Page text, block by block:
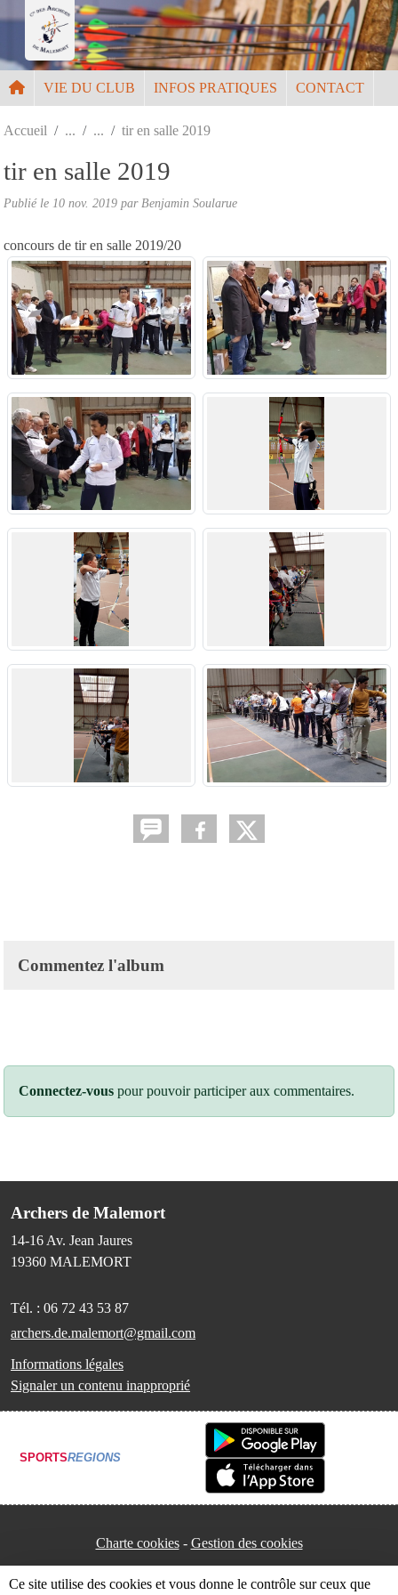
VIE DU CLUB INFOS PRATIQUES CONTACT
Accueil tir en salle 2019
tir en salle 2019
Publié le 10 nov. 2019 par Benjamin Soularue
concours de tir en salle 2019/20
Commentez l'album
Connectez-vous pour pouvoir participer aux commentaires.
Archers de Malemort
14-16 Av. Jean Jaures
19360 MALEMORT
Tél. : 06 72 43 53 87
archers.de.malemort@gmail.com
Informations légales
Signaler un contenu inapproprié
SPORTSREGIONS
Charte cookies Gestion des cookies
Panneau de gestion des cookies
Ce site utilise des cookies et vous donne le contrôle sur ceux que